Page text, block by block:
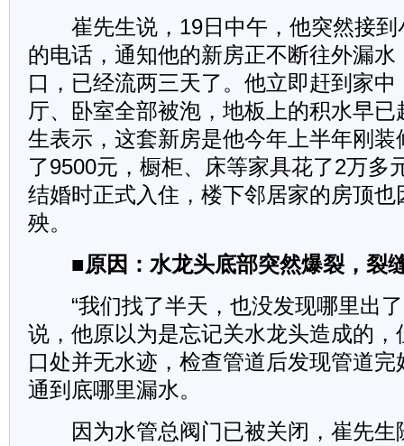
崔先生说，19日中午，他突然接到
的电话，通知他的新房正不断往外漏
口，已经流两三天了。他立即赶到家
厅、卧室全部被泡，地板上的积水早
生表示，这套新房是他今年上半年刚
了9500元，橱柜、床等家具花了2万多
结婚时正式入住，楼下邻居家的房顶也
殃。
■原因：水龙头底部突然爆裂，裂
“我们找了半天，也没发现哪里出了
说，他原以为是忘记关水龙头造成的
口处并无水迹，检查管道后发现管道
通到底哪里漏水。
因为水管总阀门已被关闭，崔先生